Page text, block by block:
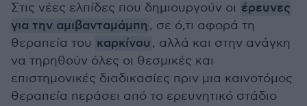
Στις νέες ελπίδες που δημιουργούν οι έρευνες
για την αμιβανταμάμπη, σε ό,τι αφορά τη
θεραπεία του καρκίνου , αλλά και στην ανάγκη
να τηρηθούν όλες οι θεσμικές και
επιστημονικές διαδικασίες πριν μια καινοτόμος
θεραπεία περάσει από το ερευνητικό στάδιο